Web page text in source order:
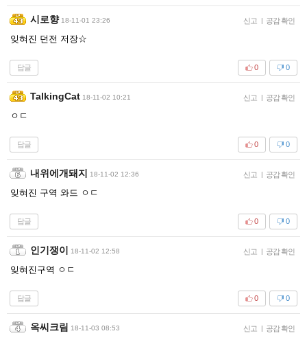
시로향 18-11-01 23:26 신고 | 공감 확인
잊혀진 던전 저장☆
답글 0
0
TalkingCat 18-11-02 10:21 신고 | 공감 확인
ㅇㄷ
답글 0
0
내위에개돼지 18-11-02 12:36 신고 | 공감 확인
잊혀진 구역 와드 ㅇㄷ
답글 0
0
인기쟁이 18-11-02 12:58 신고 | 공감 확인
잊혀진구역 ㅇㄷ
답글 0
0
옥씨크림 18-11-03 08:53 신고 | 공감 확인